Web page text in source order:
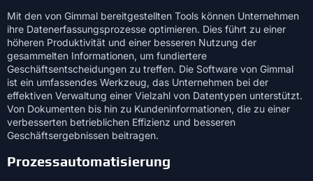
Mit den von Gimmal bereitgestellten Tools können Unternehmen
ihre Datenerfassungsprozesse optimieren. Dies führt zu einer
höheren Produktivität und einer besseren Nutzung der
gesammelten Informationen, um fundiertere
Geschäftsentscheidungen zu treffen. Die Software von Gimmal
ist ein umfassendes Werkzeug, das Unternehmen bei der
effektiven Verwaltung einer Vielzahl von Datentypen unterstützt.
Von Dokumenten bis hin zu Kundeninformationen, die zu einer
verbesserten betrieblichen Effizienz und besseren
Geschäftsergebnissen beitragen.
Prozessautomatisierung